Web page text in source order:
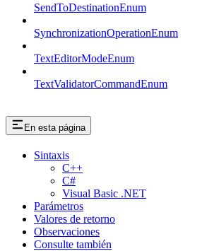
SendToDestinationEnum
SynchronizationOperationEnum
TextEditorModeEnum
TextValidatorCommandEnum
En esta página
Sintaxis
C++
C#
Visual Basic .NET
Parámetros
Valores de retorno
Observaciones
Consulte también